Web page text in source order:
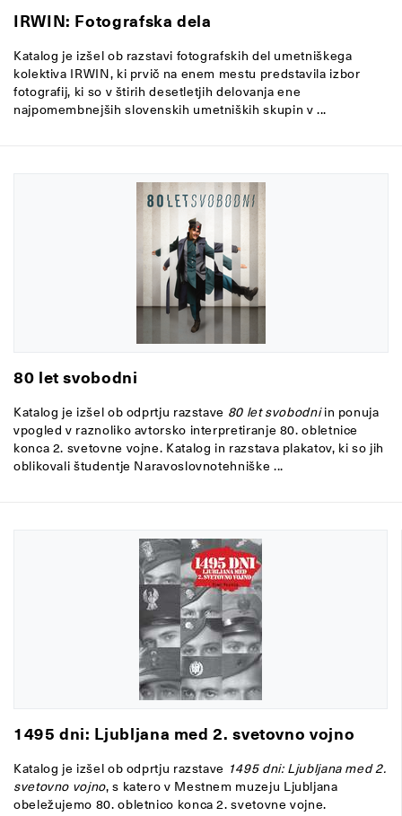
IRWIN: Fotografska dela
Katalog je izšel ob razstavi fotografskih del umetniškega
kolektiva IRWIN, ki prvič na enem mestu predstavila izbor
fotografij, ki so v štirih desetletjih delovanja ene
najpomembnejših slovenskih umetniških skupin v ...
80 let svobodni
Katalog je izšel ob odprtju razstave 80 let svobodni in ponuja
vpogled v raznoliko avtorsko interpretiranje 80. obletnice
konca 2. svetovne vojne. Katalog in razstava plakatov, ki so jih
oblikovali študentje Naravoslovnotehniške ...
1495 dni: Ljubljana med 2. svetovno vojno
Katalog je izšel ob odprtju razstave 1495 dni: Ljubljana med 2.
svetovno vojno, s katero v Mestnem muzeju Ljubljana
obeležujemo 80. obletnico konca 2. svetovne vojne.